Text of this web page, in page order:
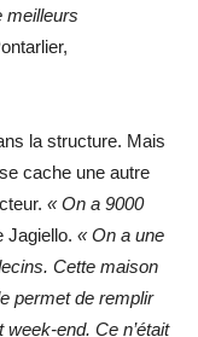
meilleurs
la structure. Mais
cache une autre
« On a 9000
Jagiello. « On a une
Cette maison
permet de remplir
end. Ce n’était